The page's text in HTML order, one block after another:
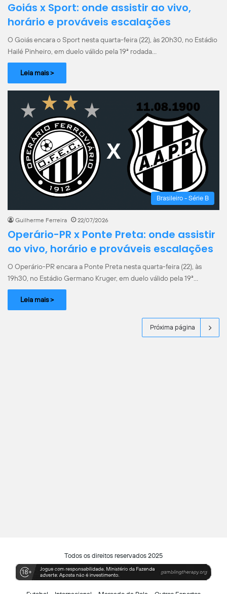
Goiás x Sport: onde assistir ao vivo,
horário e prováveis escalações
O Goiás encara o Sport nesta quarta-feira (22), às 20h30, no Estádio
Hailé Pinheiro, em duelo válido pela 19ª rodada…
Leia mais >
Brasileiro - Série B
Guilherme Ferreira 22/07/2026
Operário-PR x Ponte Preta: onde assistir
ao vivo, horário e prováveis escalações
O Operário-PR encara a Ponte Preta nesta quarta-feira (22), às
19h30, no Estádio Germano Kruger, em duelo válido pela 19ª…
Leia mais >
Próxima página
Todos os direitos reservados 2025